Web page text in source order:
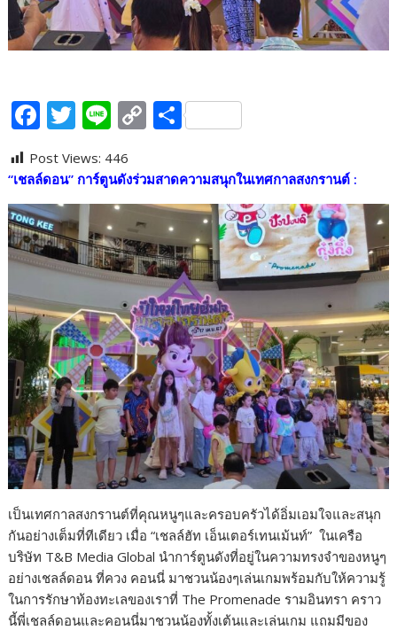
F
e
b
o
o
T
itt
er
Li
e
C
p
y
Li
n
k
S
ar
e
Post Views: 446
“เชลล์ดอน” การ์ตูนดังร่วมสาดความสนุกในเทศกาลสงกรานต์ :
เป็นเทศกาลสงกรานต์ที่คุณหนูๆและครอบครัวได้อิ่มเอมใจและสนุก
กันอย่างเต็มที่ทีเดียว เมื่อ “เชลล์ฮัท เอ็นเตอร์เทนเม้นท์” ในเครือ
บริษัท T&B Media Global นำการ์ตูนดังที่อยู่ในความทรงจำของหนูๆ
อย่างเชลล์ดอน ที่ควง คอนนี่ มาชวนน้องๆเล่นเกมพร้อมกับให้ความรู้
ในการรักษาท้องทะเลของเราที่ The Promenade รามอินทรา คราว
นี้พี่เชลล์ดอนและคอนนี่มาชวนน้องทั้งเต้นและเล่นเกม แถมมีของ